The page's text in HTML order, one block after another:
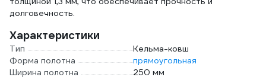
долговечность.
Характеристики
Тип
Кельма-ковш
Форма полотна
прямоугольная
Ширина полотна
250 мм